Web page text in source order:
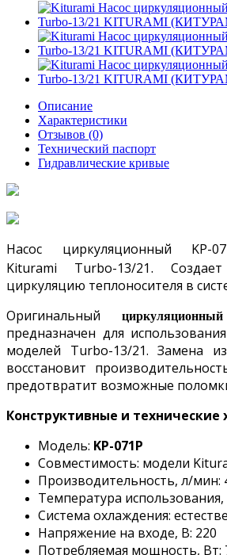
Описание
Характеристики
Отзывов (0)
Технический паспорт
Гидравлические кривые
Насос циркуляционный KP-
Kiturami Turbo-13/21.
циркуляцию теплоносителя в
Оригинальный
предназначен для
моделей Turbo-13/21. Замена
восстановит
предотвратит возможные
Конструктивные и технические
Модель: KP-071P
Совместимость: модели
Производительность, л/мин:
Температура использования,
Система охлаждения:
Напряжение на входе, В: 220
Потребляемая мощность, Вт: